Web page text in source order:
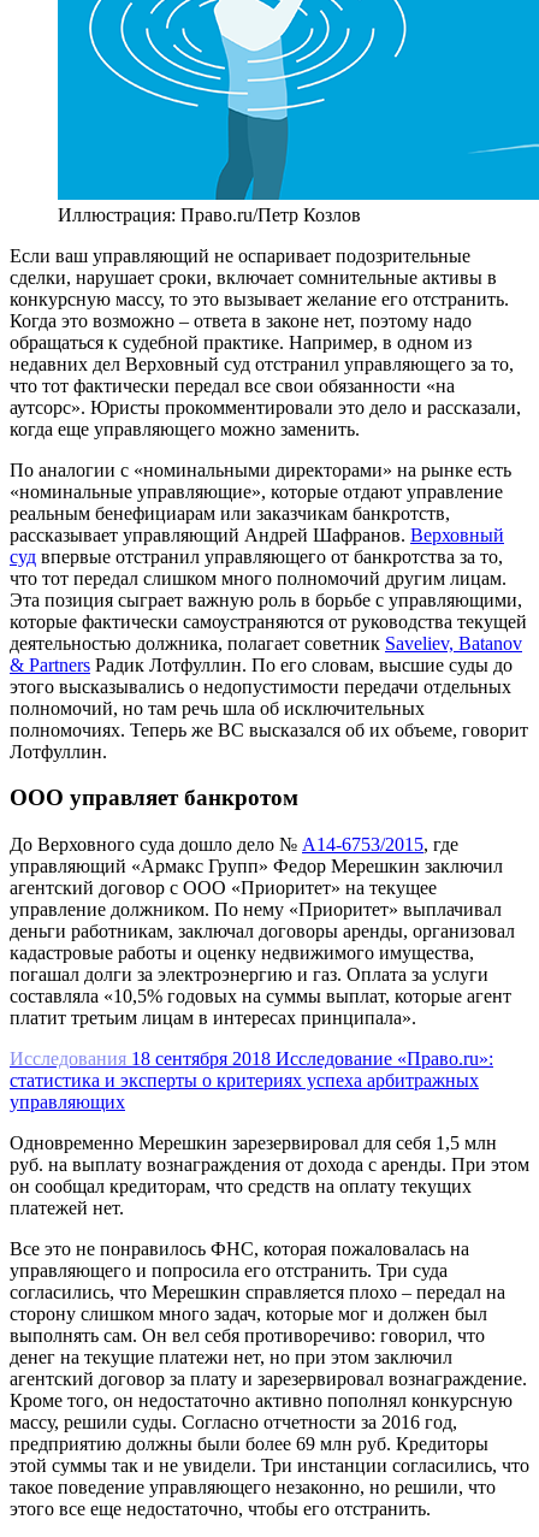
Иллюстрация: Право.ru/Петр Козлов
Если ваш управляющий не оспаривает подозрительные
сделки, нарушает сроки, включает сомнительные активы в
конкурсную массу, то это вызывает желание его отстранить.
Когда это возможно – ответа в законе нет, поэтому надо
обращаться к судебной практике. Например, в одном из
недавних дел Верховный суд отстранил управляющего за то,
что тот фактически передал все свои обязанности «на
аутсорс». Юристы прокомментировали это дело и рассказали,
когда еще управляющего можно заменить.
По аналогии с «номинальными директорами» на рынке есть
«номинальные управляющие», которые отдают управление
реальным бенефициарам или заказчикам банкротств,
рассказывает управляющий Андрей Шафранов. Верховный
суд впервые отстранил управляющего от банкротства за то,
что тот передал слишком много полномочий другим лицам.
Эта позиция сыграет важную роль в борьбе с управляющими,
которые фактически самоустраняются от руководства текущей
деятельностью должника, полагает советник Saveliev, Batanov
& Partners Радик Лотфуллин. По его словам, высшие суды до
этого высказывались о недопустимости передачи отдельных
полномочий, но там речь шла об исключительных
полномочиях. Теперь же ВС высказался об их объеме, говорит
Лотфуллин.
ООО управляет банкротом
До Верховного суда дошло дело № А14-6753/2015, где
управляющий «Армакс Групп» Федор Мерешкин заключил
агентский договор с ООО «Приоритет» на текущее
управление должником. По нему «Приоритет» выплачивал
деньги работникам, заключал договоры аренды, организовал
кадастровые работы и оценку недвижимого имущества,
погашал долги за электроэнергию и газ. Оплата за услуги
составляла «10,5% годовых на суммы выплат, которые агент
платит третьим лицам в интересах принципала».
Исследования 18 сентября 2018 Исследование «Право.ru»:
статистика и эксперты о критериях успеха арбитражных
управляющих
Одновременно Мерешкин зарезервировал для себя 1,5 млн
руб. на выплату вознаграждения от дохода с аренды. При этом
он сообщал кредиторам, что средств на оплату текущих
платежей нет.
Все это не понравилось ФНС, которая пожаловалась на
управляющего и попросила его отстранить. Три суда
согласились, что Мерешкин справляется плохо – передал на
сторону слишком много задач, которые мог и должен был
выполнять сам. Он вел себя противоречиво: говорил, что
денег на текущие платежи нет, но при этом заключил
агентский договор за плату и зарезервировал вознаграждение.
Кроме того, он недостаточно активно пополнял конкурсную
массу, решили суды. Согласно отчетности за 2016 год,
предприятию должны были более 69 млн руб. Кредиторы
этой суммы так и не увидели. Три инстанции согласились, что
такое поведение управляющего незаконно, но решили, что
этого все еще недостаточно, чтобы его отстранить.